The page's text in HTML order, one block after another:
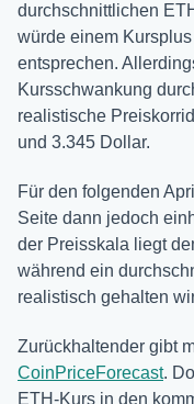
durchschnittlichen
würde einem
entsprechen.
Kursschwankung
realistische
und 3.345 Dollar.
Für den folgenden
Seite dann jedoch
der Preisskala liegt
während ein
realistisch gehalten
Zurückhaltender gibt
CoinPriceForecast.
ETH-Kurs in den